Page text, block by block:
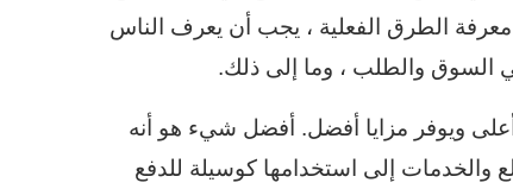
الطرق الفعلية ، يجب أن يعرف الناس
السوق والطلب ، وما إلى ذلك.
أعلى ويوفر مزايا أفضل. أفضل شيء هو أنه
والخدمات إلى استخدامها كوسيلة للدفع